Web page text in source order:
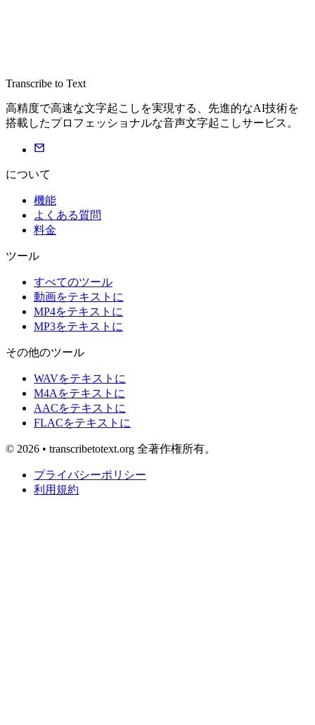
Transcribe to Text
高精度で高速な文字起こしを実現する、先進的なAI技術を
搭載したプロフェッショナルな音声文字起こしサービス。
について
機能
よくある質問
料金
ツール
すべてのツール
動画をテキストに
MP4をテキストに
MP3をテキストに
その他のツール
WAVをテキストに
M4Aをテキストに
AACをテキストに
FLACをテキストに
© 2026 • transcribetotext.org 全著作権所有。
プライバシーポリシー
利用規約